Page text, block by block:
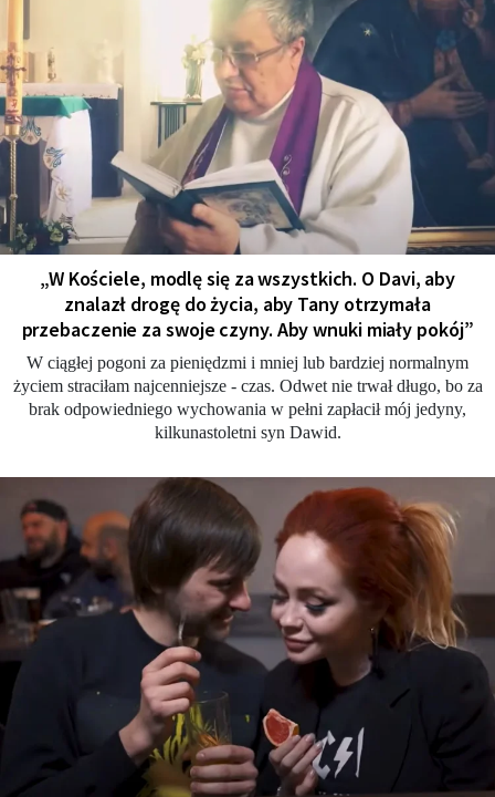
„W Kościele, modlę się za wszystkich. O Davi, aby
znalazł drogę do życia, aby Tany otrzymała
przebaczenie za swoje czyny. Aby wnuki miały pokój”
W ciągłej pogoni za pieniędzmi i mniej lub bardziej normalnym
życiem straciłam najcenniejsze - czas. Odwet nie trwał długo, bo za
brak odpowiedniego wychowania w pełni zapłacił mój jedyny,
kilkunastoletni syn Dawid.